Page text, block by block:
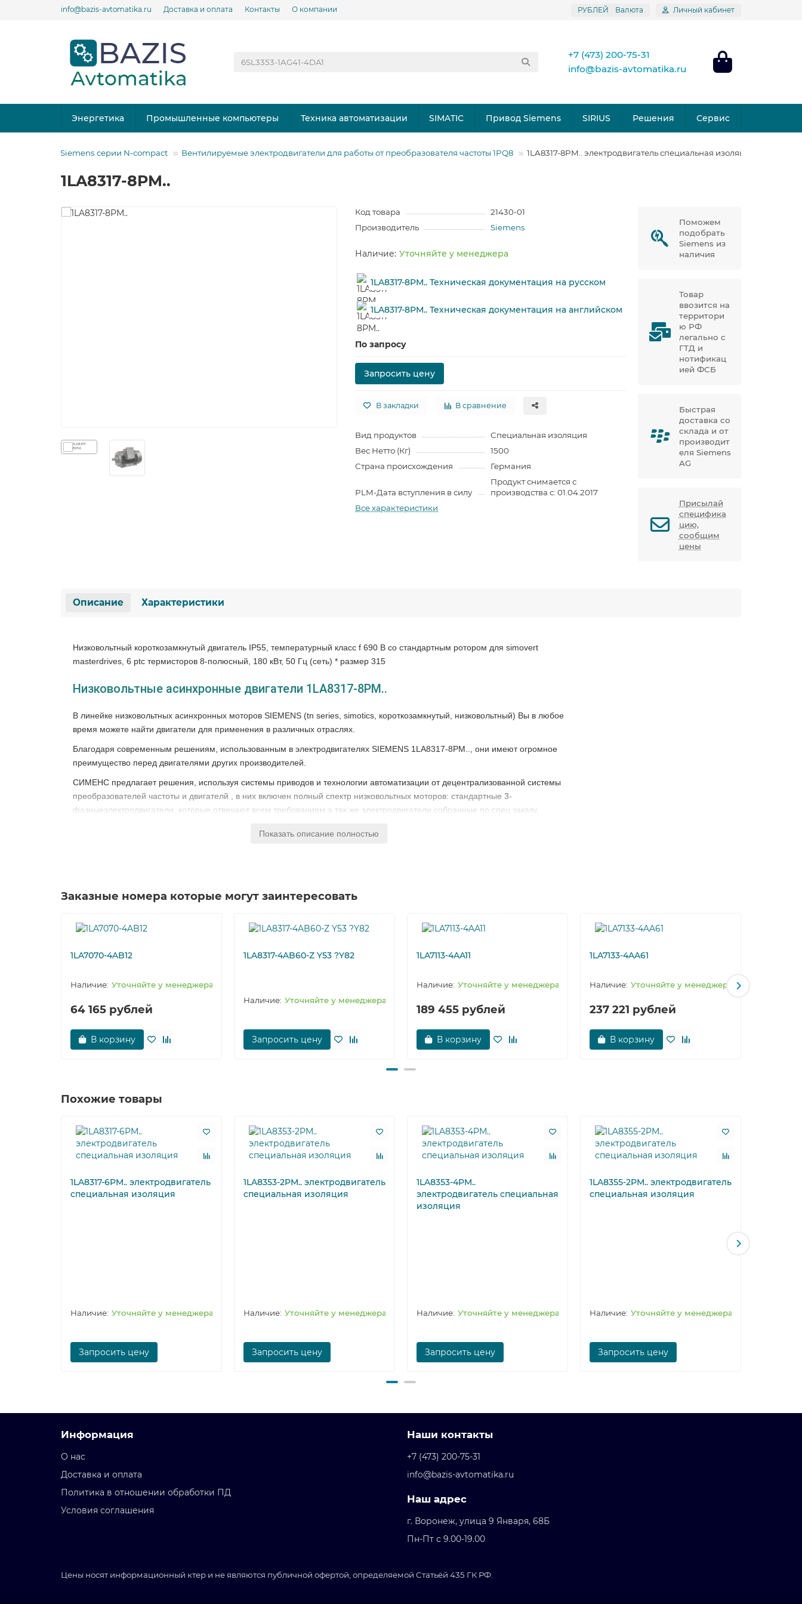
info@bazis-avtomatika.ru Доставка и оплата Контакты О компании РУБЛЕЙ Валюта Личный кабинет
+7 (473) 200-75-31
info@bazis-avtomatika.ru
Энергетика Промышленные компьютеры Техника автоматизации SIMATIC Привод Siemens SIRIUS Решения Сервис
Siemens серии N-compact Вентилируемые электродвигатели для работы от преобразователя частоты 1PQ8 1LA8317-8PM.. электродвигатель специальная изоляция
1LA8317-8PM..
Код товара
21430-01
Производитель
Siemens
Уточняйте у менеджера
1LA8317-8PM.. Техническая документация на русском
1LA8317-8PM.. Техническая документация на английском
По запросу
Запросить цену
В закладки В сравнение
Вид продуктов
Специальная изоляция
Вес Нетто (Кг)
1500
Страна происхождения
Германия
PLM-Дата вступления в силу
Продукт снимается с
производства с: 01.04.2017
Все характеристики
Поможем
подобрать
Siemens из
наличия
Товар
ввозится на
территори
ю РФ
легально с
ГТД и
нотификац
ией ФСБ
Быстрая
доставка со
склада и от
производит
еля Siemens
AG
Присылай
специфика
цию,
сообщим
цены
Описание Характеристики
Низковольтный короткозамкнутый двигатель IP55, температурный класс f 690 В со стандартным ротором для simovert
masterdrives, 6 ptc термисторов 8-полюсный, 180 кВт, 50 Гц (сеть) * размер 315
Низковольтные асинхронные двигатели 1LA8317-8PM..
В линейке низковольтных асинхронных моторов SIEMENS (tn series, simotics, короткозамкнутый, низковольтный) Вы в любое
время можете найти двигатели для применения в различных отраслях.
Благодаря современным решениям, использованным в электродвигателях SIEMENS 1LA8317-8PM.., они имеют огромное
преимущество перед двигателями других производителей.
СИМЕНС предлагает решения, используя системы приводов и технологии автоматизации от децентрализованной системы
преобразователей частоты и двигателй , в них включен полный спектр низковольтных моторов: стандартные 3-
фазныеэлектродвигатели, которые отвечают всем требованиям,а так же электродвигатели собранные по спец заказу.
В серии низковольтных асинхронных электромоторов SIEMENS 1LA8317-8PM.. представлены моторы для различных
Показать описание полностью
Заказные номера которые могут заинтересовать
1LA7070-4AB12
Уточняйте у менеджера
64 165 рублей
В корзину
1LA8317-4AB60-Z Y53 ?Y82
Уточняйте у менеджера
Запросить цену
1LA7113-4AA11
Уточняйте у менеджера
189 455 рублей
В корзину
1LA7133-4AA61
Уточняйте у менеджера
237 221 рублей
В корзину
Похожие товары
1LA8317-6PM.. электродвигатель
специальная изоляция
Уточняйте у менеджера
Запросить цену
1LA8353-2PM.. электродвигатель
специальная изоляция
Уточняйте у менеджера
Запросить цену
1LA8353-4PM..
электродвигатель специальная
изоляция
Уточняйте у менеджера
Запросить цену
1LA8355-2PM.. электродвигатель
специальная изоляция
Уточняйте у менеджера
Запросить цену
Информация
О нас
Доставка и оплата
Политика в отношении обработки ПД
Условия соглашения
Наши контакты
+7 (473) 200-75-31
info@bazis-avtomatika.ru
Наш адрес
г. Воронеж, улица 9 Января, 68Б
Пн-Пт с 9.00-19.00
Цены носят информационный ктер и не являются публичной офертой, определяемой Статьёй 435 ГК РФ.